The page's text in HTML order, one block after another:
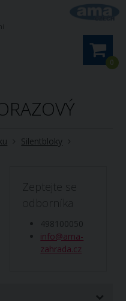
0
Silentbloky
Zeptejte se
odborníka
498100050
info@ama-
zahrada.cz